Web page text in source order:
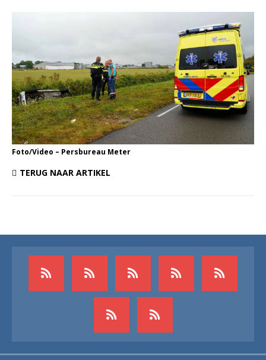
Foto/Video – Persbureau Meter
TERUG NAAR ARTIKEL